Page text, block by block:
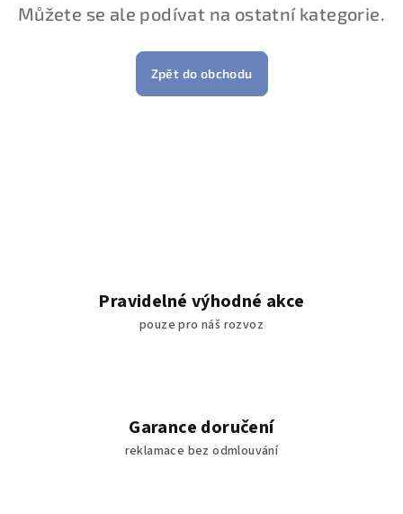
Můžete se ale podívat na ostatní kategorie.
Zpět do obchodu
Pravidelné výhodné akce
pouze pro náš rozvoz
Garance doručení
reklamace bez odmlouvání